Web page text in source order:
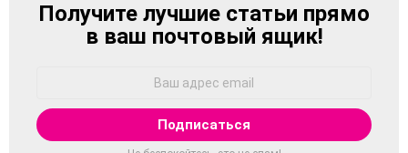
NEWSLETTER
Получите лучшие статьи прямо
в ваш почтовый ящик!